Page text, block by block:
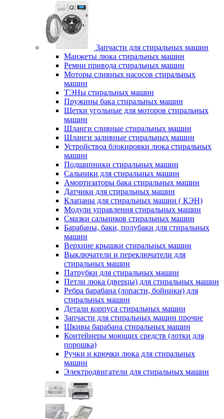
Запчасти для стиральных машин
Манжеты люка стиральных машин
Ремни привода стиральных машин
Моторы сливных насосов стиральных
машин
ТЭНы стиральных машин
Пружины бака стиральных машин
Щетки угольные для моторов стиральных
машин
Шланги сливные стиральных машин
Шланги заливные стиральных машин
Устройствоа блокировки люка стиральных
машин
Подшипники стиральных машин
Сальники для стиральных машин
Амортизаторы бака стиральных машин
Датчики для стиральных машин
Клапаны для стиральных машин ( КЭН)
Модули управления стиральных машин
Смазки сальников стиральных машин
Барабаны, баки, полубаки для стиральных
машин
Верхние крышки стиральных машин
Выключатели и переключатели для
стиральных машин
Патрубки для стиральных машин
Петли люка (дверцы) для стиральных машин
Ребра барабана (лопасти, бойники) для
стиральных машин
Детали корпуса стиральных машин
Запчасти для стиральных машин прочие
Шкивы барабана стиральных машин
Контейнеры моющих средств (лотки для
порошка)
Ручки и крючки люка для стиральных
машин
Электродвигатели для стиральных машин